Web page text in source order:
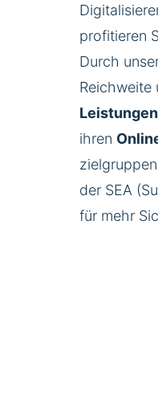
profitieren
Durch
Reichweite
Leistungen
ihren
der SEA
für mehr